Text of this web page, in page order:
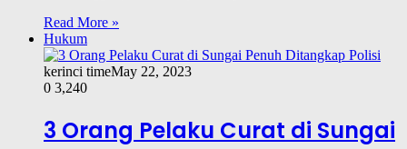
Read More »
Hukum
kerinci timeMay 22, 2023
0 3,240
3 Orang Pelaku Curat di Sungai